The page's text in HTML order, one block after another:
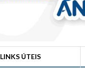
LINKS ÚTEIS